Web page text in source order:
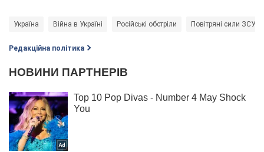
Україна Війна в Україні Російські обстріли Повітряні сили ЗСУ
Редакційна політика